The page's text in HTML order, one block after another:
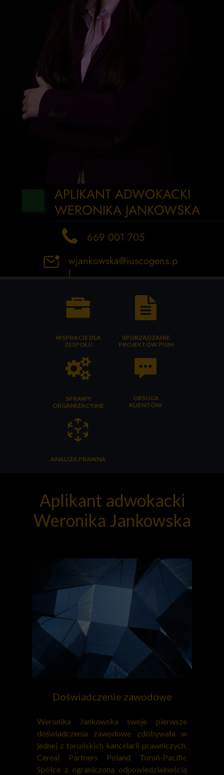
wjankowska@iuscogens.p
l
669 001 705
APLIKANT ADWOKACKI
WERONIKA JANKOWSKA
Aplikant adwokacki
Weronika Jankowska
Doświadczenie zawodowe
Weronika Jankowska swoje pierwsze
doświadczenia zawodowe zdobywała w
jednej z toruńskich kancelarii prawniczych,
Cereal Partners Poland Toruń-Pacific
Spółce z ograniczoną odpowiedzialnością
WSPRACIE DLA
ZESPOŁU
SPORZĄDZANIE
PROJEKTÓW PISM
SPRAWY
ORGANIZACYJNE
OBSUGA
KLIENTÓW
ANALIZA PRAWNA